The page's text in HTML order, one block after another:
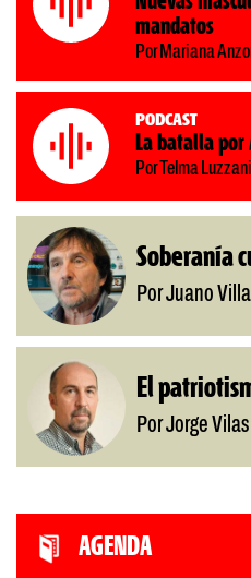
mandatos
Por Mariana
Podcast
La batalla por
Por Telma
Soberanía
Por Juano
El
Por Jorge Vilas
AGENDA